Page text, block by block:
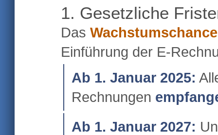
1. Gesetzliche
Das
Einführung der E-
Ab 1. Januar 2025:
Rechnungen
Ab 1. Januar 2027: